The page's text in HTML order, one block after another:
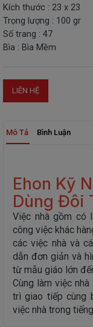
STEM
Kích thước : 23 x 23
Trọng lượng : 100 gr
Số trang : 47
Bìa : Bìa Mềm
LIÊN HỆ
Mô Tả Bình Luận
Ehon Kỹ
Dùng Đôi
Việc nhà gồm có
công việc khác
các việc nhà và
dẫn đơn giản và
từ mẫu giáo lớn
Cùng làm việc
trì giao tiếp cùng
việc nhà trong